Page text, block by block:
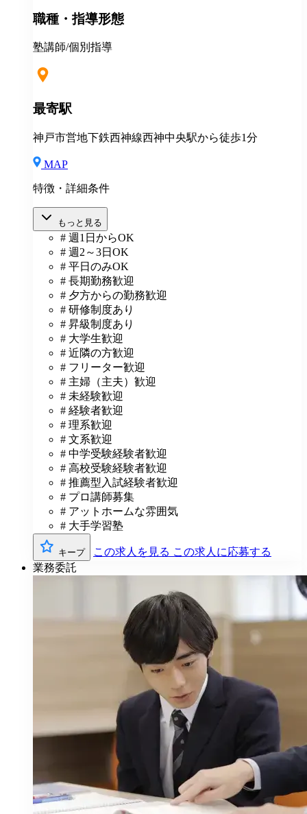
職種・指導形態
塾講師/個別指導
最寄駅
神戸市営地下鉄西神線西神中央駅から徒歩1分
MAP
特徴・詳細条件
もっと見る
# 週1日からOK
# 週2～3日OK
# 平日のみOK
# 長期勤務歓迎
# 夕方からの勤務歓迎
# 研修制度あり
# 昇級制度あり
# 大学生歓迎
# 近隣の方歓迎
# フリーター歓迎
# 主婦（主夫）歓迎
# 未経験歓迎
# 経験者歓迎
# 理系歓迎
# 文系歓迎
# 中学受験経験者歓迎
# 高校受験経験者歓迎
# 推薦型入試経験者歓迎
# プロ講師募集
# アットホームな雰囲気
# 大手学習塾
キープ この求人を見る この求人に応募する
業務委託